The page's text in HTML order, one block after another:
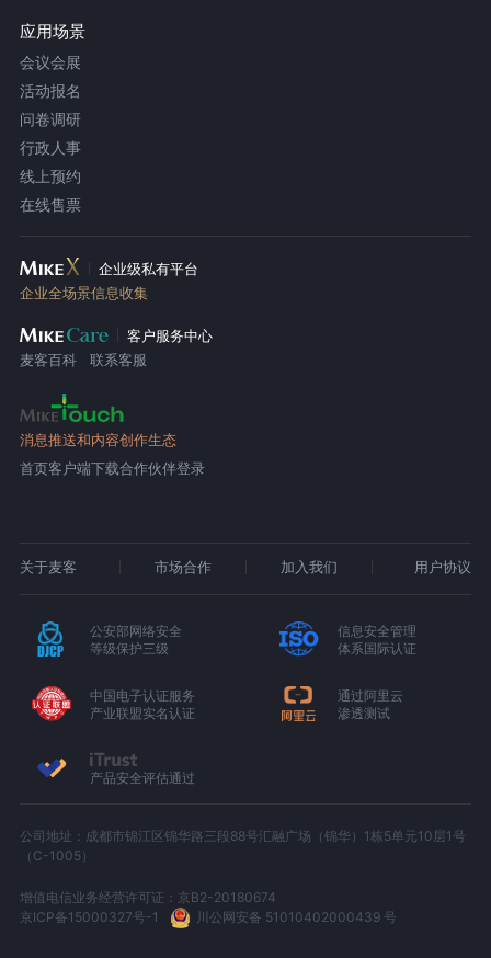
应用场景
会议会展
活动报名
问卷调研
行政人事
线上预约
在线售票
企业级私有平台
企业全场景信息收集
客户服务中心
麦客百科
联系客服
消息推送和内容创作生态
首页客户端下载合作伙伴登录
关于麦客 市场合作 加入我们 用户协议
公安部网络安全
等级保护三级
信息安全管理
体系国际认证
中国电子认证服务
产业联盟实名认证
通过阿里云
渗透测试
产品安全评估通过
公司地址：成都市锦江区锦华路三段88号汇融广场（锦华）1栋5单元10层1号
（C-1005）
增值电信业务经营许可证：京B2-20180674
京ICP备15000327号-1
川公网安备 51010402000439 号